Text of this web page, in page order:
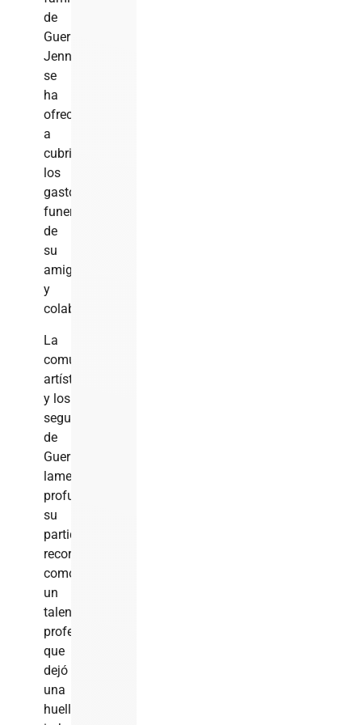
de
Guerrero;
Jenner
se
ha
ofrecido
a
cubrir
los
gastos
funerarios
de
su
amigo
y
colaborador.
La
comunidad
artística
y los
seguidores
de
Guerrero
lamentan
profundamente
su
partida,
recordándolo
como
un
talentoso
profesional
que
dejó
una
huella